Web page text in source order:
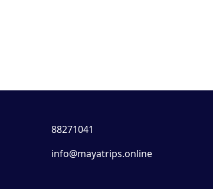
88271041
info@mayatrips.online